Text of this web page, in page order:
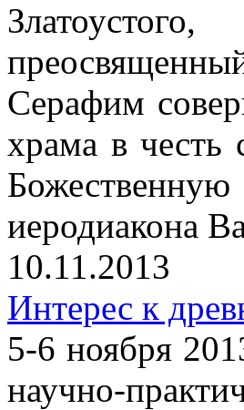
Серафим
храма в честь
иеродиакона
10.11.2013
Интерес к
5-6 ноября
научно-